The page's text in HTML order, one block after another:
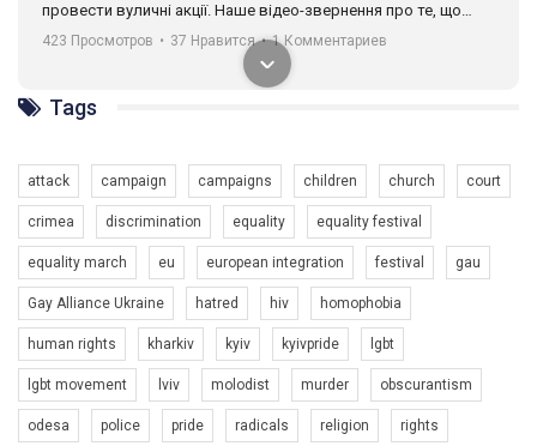
провести вуличні акції. Наше відео-звернення про те, що
навіть коли ми у різних містах та не можемо зустрінеться, ми
разом. Ми закликаємо всіх хто поділяє цінності рівності та
солідарності, приєднатися до нас. Регіональні підрозділи
ГАУ є в 16 областях України.
Разом наш голос лунає гучніше!
423 Просмотров • 37 Нравится • 1 Комментариев
Зупинимо насильство проти ЛГБТ в Україні! Stop violence against LGBT in Ukraine!
6/30/2017
Tags
attack campaign campaigns children church court
crimea discrimination equality equality festival
equality march eu european integration festival gau
Gay Alliance Ukraine hatred hiv homophobia
human rights kharkiv kyiv kyivpride lgbt
lgbt movement lviv molodist murder obscurantism
odesa police pride radicals religion rights